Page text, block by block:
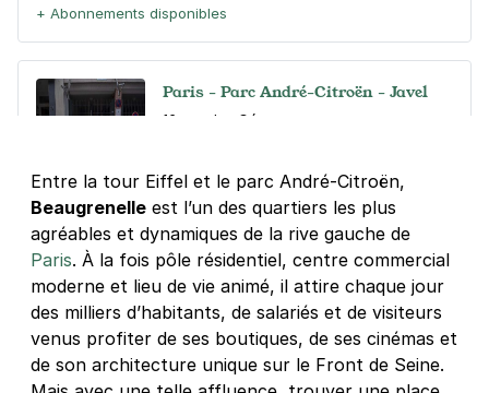
+ Abonnements disponibles
Paris - Parc André-Citroën - Javel
16 rue des Cévennes
3,50 €/heure,32 €/jour,88 €/semaine(tarifs dégressifs)
Réserver
+ Abonnements disponibles
Paris - Grenelle - Javel-André
Citroën
Entre la tour Eiffel et le parc André-Citroën,
Beaugrenelle est l’un des quartiers les plus
agréables et dynamiques de la rive gauche de
Paris. À la fois pôle résidentiel, centre commercial
moderne et lieu de vie animé, il attire chaque jour
des milliers d’habitants, de salariés et de visiteurs
venus profiter de ses boutiques, de ses cinémas et
de son architecture unique sur le Front de Seine.